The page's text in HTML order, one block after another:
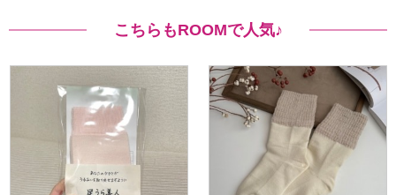
こちらもROOMで人気♪